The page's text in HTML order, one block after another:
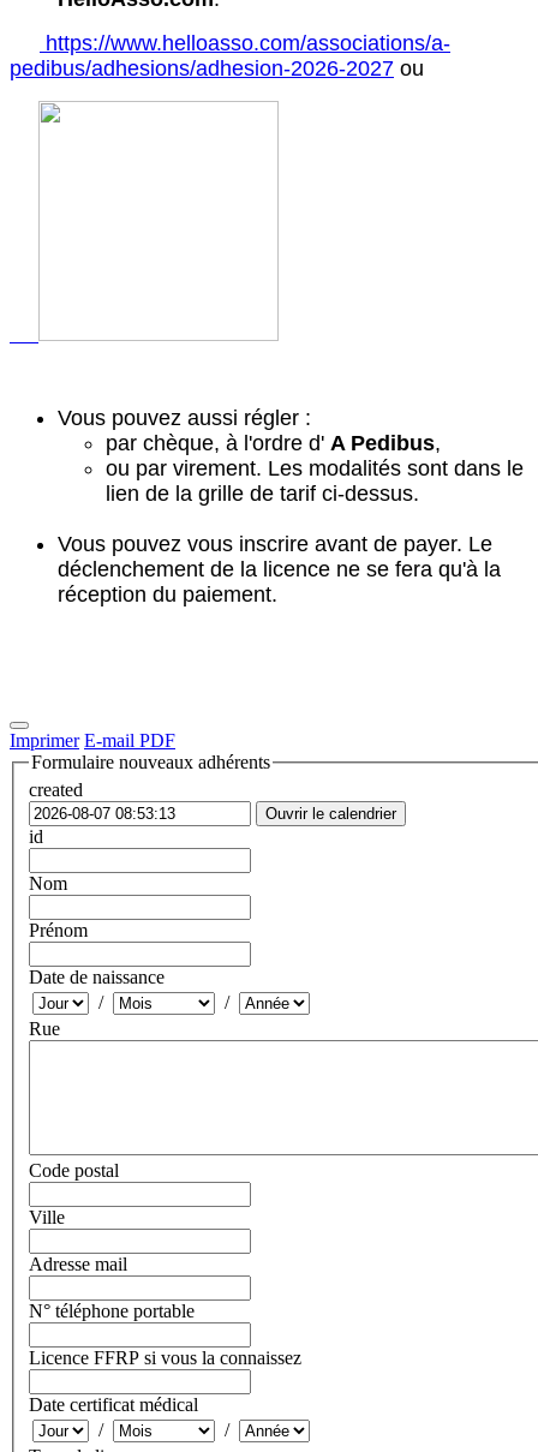
https://www.helloasso.com/associations/a-
pedibus/adhesions/adhesion-2026-2027 ou
Vous pouvez aussi régler :
par chèque, à l'ordre d' A Pedibus,
ou par virement. Les modalités sont dans le
lien de la grille de tarif ci-dessus.
Vous pouvez vous inscrire avant de payer. Le
déclenchement de la licence ne se fera qu'à la
réception du paiement.
Imprimer E-mail PDF
Formulaire nouveaux adhérents
created
Ouvrir le calendrier
id
Nom
Prénom
Date de naissance
/
/
Rue
Code postal
Ville
Adresse mail
N° téléphone portable
Licence FFRP si vous la connaissez
Date certificat médical
/
/